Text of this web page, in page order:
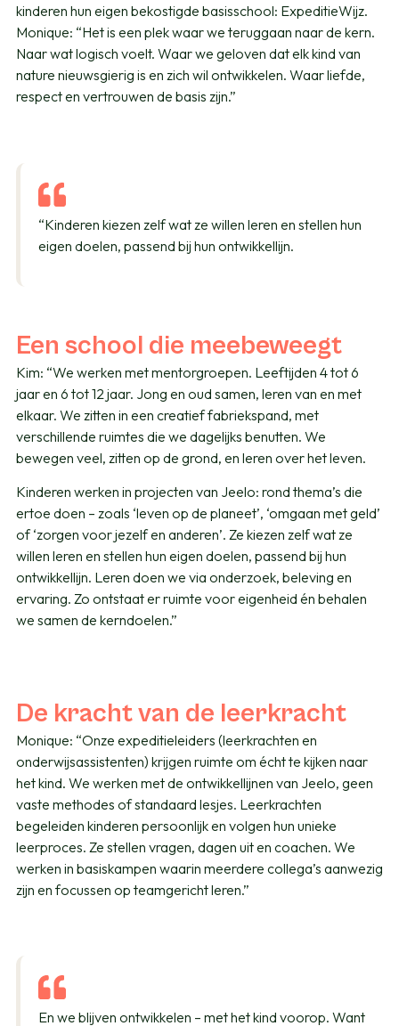
kinderen hun eigen bekostigde basisschool: ExpeditieWijz.
Monique: “Het is een plek waar we teruggaan naar de kern.
Naar wat logisch voelt. Waar we geloven dat elk kind van
nature nieuwsgierig is en zich wil ontwikkelen. Waar liefde,
respect en vertrouwen de basis zijn.”
“Kinderen kiezen zelf wat ze willen leren en stellen hun
eigen doelen, passend bij hun ontwikkellijn.
Een school die meebeweegt
Kim: “We werken met mentorgroepen. Leeftijden 4 tot 6
jaar en 6 tot 12 jaar. Jong en oud samen, leren van en met
elkaar. We zitten in een creatief fabriekspand, met
verschillende ruimtes die we dagelijks benutten. We
bewegen veel, zitten op de grond, en leren over het leven.
Kinderen werken in projecten van Jeelo: rond thema’s die
ertoe doen – zoals ‘leven op de planeet’, ‘omgaan met geld’
of ‘zorgen voor jezelf en anderen’. Ze kiezen zelf wat ze
willen leren en stellen hun eigen doelen, passend bij hun
ontwikkellijn. Leren doen we via onderzoek, beleving en
ervaring. Zo ontstaat er ruimte voor eigenheid én behalen
we samen de kerndoelen.”
De kracht van de leerkracht
Monique: “Onze expeditieleiders (leerkrachten en
onderwijsassistenten) krijgen ruimte om écht te kijken naar
het kind. We werken met de ontwikkellijnen van Jeelo, geen
vaste methodes of standaard lesjes. Leerkrachten
begeleiden kinderen persoonlijk en volgen hun unieke
leerproces. Ze stellen vragen, dagen uit en coachen. We
werken in basiskampen waarin meerdere collega’s aanwezig
zijn en focussen op teamgericht leren.”
En we blijven ontwikkelen – met het kind voorop. Want